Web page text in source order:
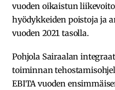
vuoden oikaistun
hyödykkeiden poistoja ja
vuoden 2021 tasolla.
Pohjola Sairaalan
toiminnan
EBITA vuoden